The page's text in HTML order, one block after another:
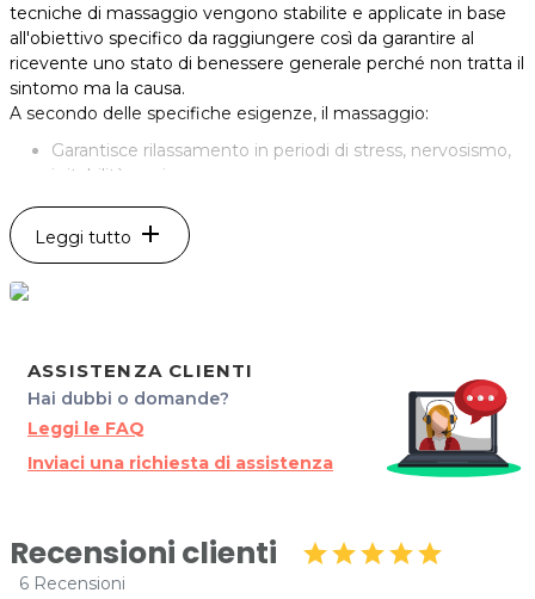
tecniche di massaggio vengono stabilite e applicate in base
all'obiettivo specifico da raggiungere così da garantire al
ricevente uno stato di benessere generale perché non tratta il
sintomo ma la causa.
A secondo delle specifiche esigenze, il massaggio:
Garantisce rilassamento in periodi di stress, nervosismo,
irritabilità, ansia
contratture, tensione muscolare, rigidità
Migliora la mobilità e l'elasticità delle articolazioni,
A livello viscerale aumenta la sua funzionalità e favorisce
l'assorbimento dei nutrienti
A livello respiratorio aumenta l'ossigenazione polmonare
A livello psicofisico fornisce una grande sensazione di
benessere, migliorando le prestazioni intellettuali
Olistic, è dedicato a chi vuole ripristinare e mantenere nel
tempo il proprio benessere fisico e mentale, perché,
Leggi tutto add
ASSISTENZA CLIENTI
Hai dubbi o domande?
Leggi le FAQ
Inviaci una richiesta di assistenza
Recensioni clienti starstarstarstarstar
6 Recensioni